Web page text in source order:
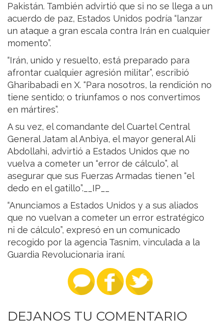
Pakistán. También advirtió que si no se llega a un
acuerdo de paz, Estados Unidos podría “lanzar
un ataque a gran escala contra Irán en cualquier
momento”.
“Irán, unido y resuelto, está preparado para
afrontar cualquier agresión militar”, escribió
Gharibabadi en X. “Para nosotros, la rendición no
tiene sentido; o triunfamos o nos convertimos
en mártires”.
A su vez, el comandante del Cuartel Central
General Jatam al Anbiya, el mayor general Ali
Abdollahi, advirtió a Estados Unidos que no
vuelva a cometer un “error de cálculo”, al
asegurar que sus Fuerzas Armadas tienen “el
dedo en el gatillo”.__IP__
“Anunciamos a Estados Unidos y a sus aliados
que no vuelvan a cometer un error estratégico
ni de cálculo”, expresó en un comunicado
recogido por la agencia Tasnim, vinculada a la
Guardia Revolucionaria iraní.
DEJANOS TU COMENTARIO